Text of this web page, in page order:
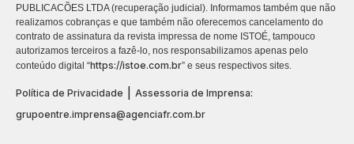
PUBLICACÕES LTDA (recuperação judicial). Informamos também que não
realizamos cobranças e que também não oferecemos cancelamento do
contrato de assinatura da revista impressa de nome ISTOÉ, tampouco
autorizamos terceiros a fazê-lo, nos responsabilizamos apenas pelo
conteúdo digital “https://istoe.com.br” e seus respectivos sites.
Política de Privacidade | Assessoria de Imprensa:
grupoentre.imprensa@agenciafr.com.br